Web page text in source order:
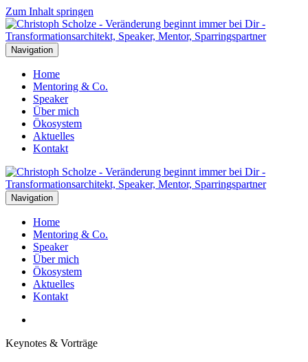
Zum Inhalt springen
Navigation
Home
Mentoring & Co.
Speaker
Über mich
Ökosystem
Aktuelles
Kontakt
Navigation
Home
Mentoring & Co.
Speaker
Über mich
Ökosystem
Aktuelles
Kontakt
Keynotes & Vorträge